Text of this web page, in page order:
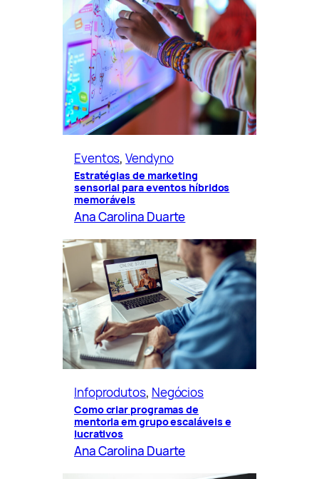
Eventos, Vendyno
Estratégias de marketing
sensorial para eventos híbridos
memoráveis
Ana Carolina Duarte
Infoprodutos, Negócios
Como criar programas de
mentoria em grupo escaláveis e
lucrativos
Ana Carolina Duarte